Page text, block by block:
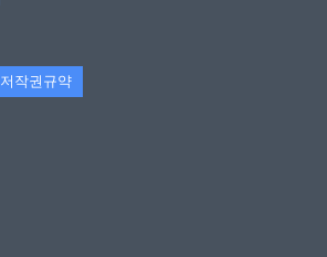
저작권규약